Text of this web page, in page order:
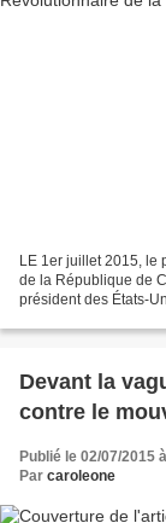
LE 1er juillet 2015, le
de la République de
président des États-
Devant la
contre le
Publié le 02/07/2015
Par caroleone